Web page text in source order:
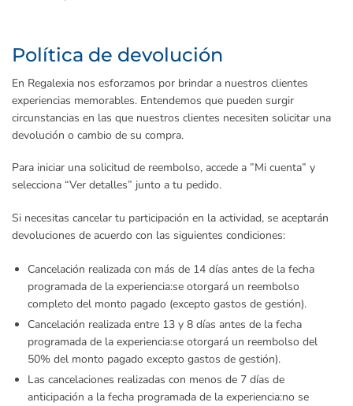
Política de devolución
En Regalexia nos esforzamos por brindar a nuestros clientes
experiencias memorables. Entendemos que pueden surgir
circunstancias en las que nuestros clientes necesiten solicitar una
devolución o cambio de su compra.
Para iniciar una solicitud de reembolso, accede a ”Mi cuenta” y
selecciona “Ver detalles” junto a tu pedido.
Si necesitas cancelar tu participación en la actividad, se aceptarán
devoluciones de acuerdo con las siguientes condiciones:
Cancelación realizada con más de 14 días antes de la fecha
programada de la experiencia:se otorgará un reembolso
completo del monto pagado (excepto gastos de gestión).
Cancelación realizada entre 13 y 8 días antes de la fecha
programada de la experiencia:se otorgará un reembolso del
50% del monto pagado excepto gastos de gestión).
Las cancelaciones realizadas con menos de 7 días de
anticipación a la fecha programada de la experiencia:no se